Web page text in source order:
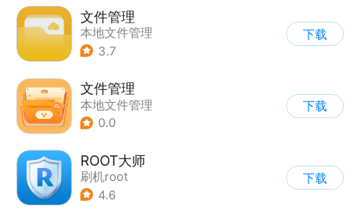
文件管理
本地文件管理
3.7
下载
文件管理
本地文件管理
0.0
下载
ROOT大师
刷机root
4.6
下载